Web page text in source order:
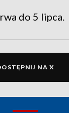
do 5 lipca.
NA X